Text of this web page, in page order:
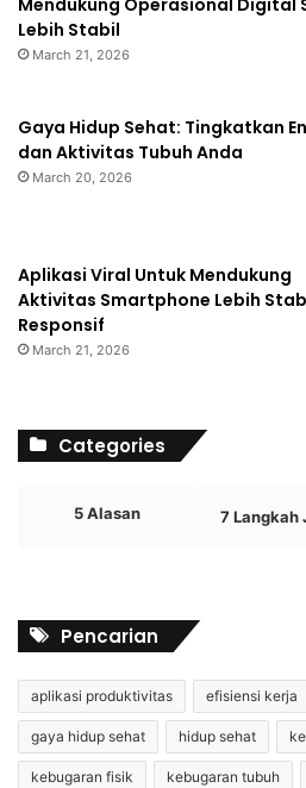
Lebih Stabil
March 21, 2026
Gaya Hidup Sehat: Tingkatkan
dan Aktivitas Tubuh Anda
March 20, 2026
Aplikasi Viral Untuk Mendukung
Aktivitas Smartphone Lebih
Responsif
March 21, 2026
Categories
5 Alasan 7 Langkah
Pencarian
aplikasi produktivitas efisiensi kerja
gaya hidup sehat hidup sehat
kebugaran fisik kebugaran tubuh